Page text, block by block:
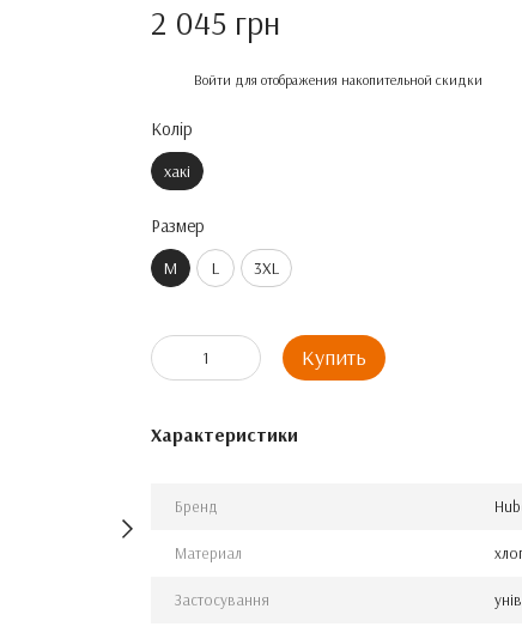
2 045 грн
Войти для отображения накопительной скидки
Колір
хакі
Размер
M L 3XL
Купить
Характеристики
Бренд
Материал
Застосування